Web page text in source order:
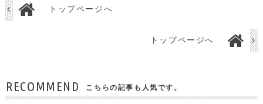
トップページへ
トップページへ
RECOMMEND こちらの記事も人気です。